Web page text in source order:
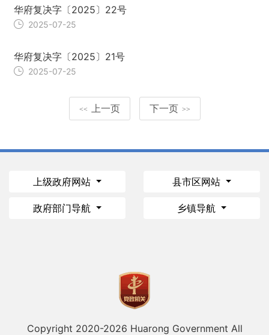
华府复决字〔2025〕22号
2025-07-25
华府复决字〔2025〕21号
2025-07-25
<< 上一页 下一页 >>
上级政府网站 县市区网站
政府部门导航 乡镇导航
Copyright 2020-2026 Huarong Government All